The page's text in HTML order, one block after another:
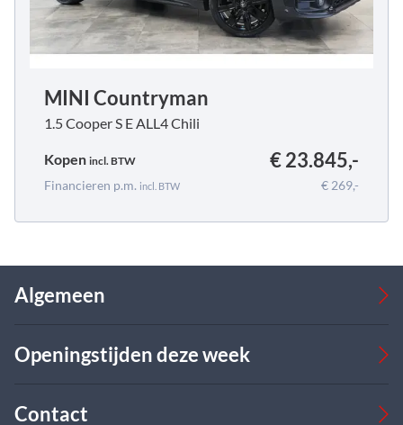
MINI Countryman
1.5 Cooper S E ALL4 Chili
Kopen incl. BTW € 23.845,-
Financieren p.m. incl. BTW € 269,-
Algemeen
Bedrijfswagens
Over ons
Openingstijden deze week
Ma
08:00 - 17:00
Contact